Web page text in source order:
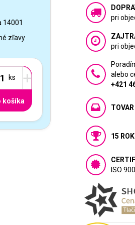
14001
zľavy
+
košíka
pri
pri
alebo
+421
15
ISO